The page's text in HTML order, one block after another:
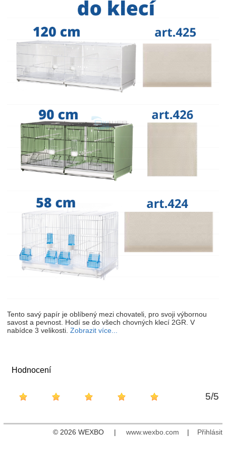
Tento savý papír je oblíbený mezi chovateli, pro svoji výbornou
savost a pevnost. Hodí se do všech chovných klecí 2GR. V
nabídce 3 velikosti. Zobrazit více...
Hodnocení
5/5
© 2026 WEXBO | www.wexbo.com | Přihlásit